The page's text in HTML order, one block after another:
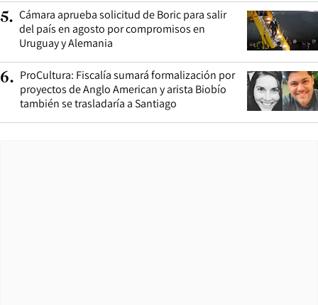
5. Cámara aprueba solicitud de Boric para salir
del país en agosto por compromisos en
Uruguay y Alemania
6. ProCultura: Fiscalía sumará formalización por
proyectos de Anglo American y arista Biobío
también se trasladaría a Santiago